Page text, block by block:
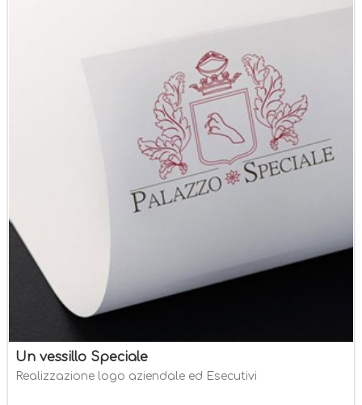
Un vessillo Speciale
Realizzazione logo aziendale ed Esecutivi